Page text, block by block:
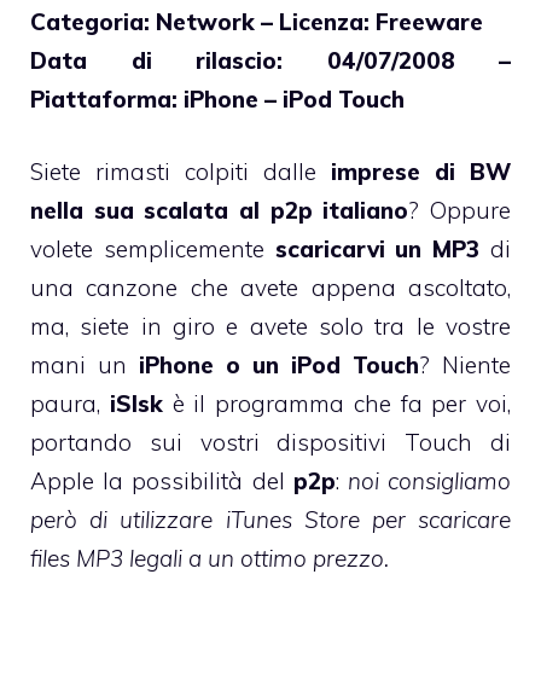
Categoria: Network – Licenza: Freeware
Data di rilascio: 04/07/2008 –
Piattaforma: iPhone – iPod Touch
Siete rimasti colpiti dalle imprese di BW
nella sua scalata al p2p italiano? Oppure
volete semplicemente scaricarvi un MP3 di
una canzone che avete appena ascoltato,
ma, siete in giro e avete solo tra le vostre
mani un iPhone o un iPod Touch? Niente
paura, iSlskè il programma che fa per voi,
portando sui vostri dispositivi Touch di
Apple la possibilità del p2p: noi consigliamo
però di utilizzare iTunes Store per scaricare
files MP3 legali a un ottimo prezzo.